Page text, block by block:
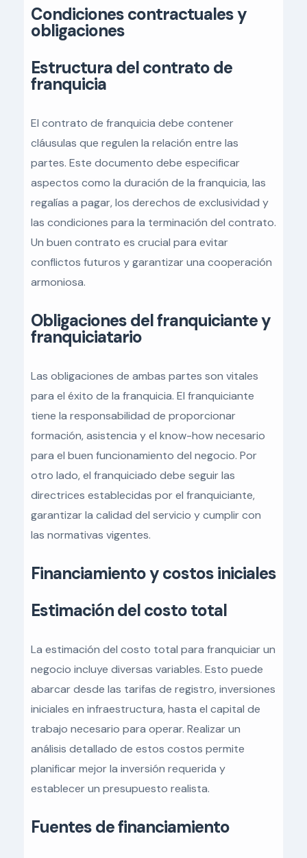
Condiciones contractuales y
obligaciones
Estructura del contrato de
franquicia
El contrato de franquicia debe contener
cláusulas que regulen la relación entre las
partes. Este documento debe especificar
aspectos como la duración de la franquicia, las
regalías a pagar, los derechos de exclusividad y
las condiciones para la terminación del contrato.
Un buen contrato es crucial para evitar
conflictos futuros y garantizar una cooperación
armoniosa.
Obligaciones del franquiciante y
franquiciatario
Las obligaciones de ambas partes son vitales
para el éxito de la franquicia. El franquiciante
tiene la responsabilidad de proporcionar
formación, asistencia y el know-how necesario
para el buen funcionamiento del negocio. Por
otro lado, el franquiciado debe seguir las
directrices establecidas por el franquiciante,
garantizar la calidad del servicio y cumplir con
las normativas vigentes.
Financiamiento y costos iniciales
Estimación del costo total
La estimación del costo total para franquiciar un
negocio incluye diversas variables. Esto puede
abarcar desde las tarifas de registro, inversiones
iniciales en infraestructura, hasta el capital de
trabajo necesario para operar. Realizar un
análisis detallado de estos costos permite
planificar mejor la inversión requerida y
establecer un presupuesto realista.
Fuentes de financiamiento